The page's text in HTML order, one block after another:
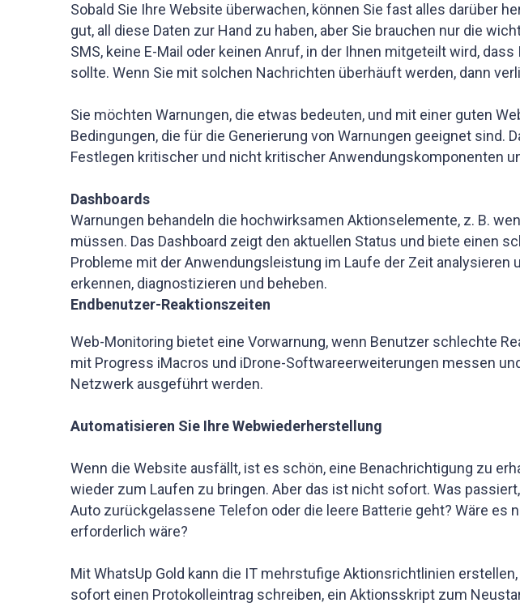
Sobald Sie Ihre Website überwachen, können Sie fast alles darüber
gut, all diese Daten zur Hand zu haben, aber Sie brauchen nur die
SMS, keine E-Mail oder keinen Anruf, in der Ihnen mitgeteilt wird,
sollte. Wenn Sie mit solchen Nachrichten überhäuft werden, dann
Sie möchten Warnungen, die etwas bedeuten, und mit einer guten
Bedingungen, die für die Generierung von Warnungen geeignet sind.
Festlegen kritischer und nicht kritischer Anwendungskomponenten
Dashboards
Warnungen behandeln die hochwirksamen Aktionselemente, z. B.
müssen. Das Dashboard zeigt den aktuellen Status und biete einen
Probleme mit der Anwendungsleistung im Laufe der Zeit
erkennen, diagnostizieren und beheben.
Endbenutzer-Reaktionszeiten
Web-Monitoring bietet eine Vorwarnung, wenn Benutzer schlechte
mit Progress iMacros und iDrone-Softwareerweiterungen messen
Netzwerk ausgeführt werden.
Automatisieren Sie Ihre Webwiederherstellung
Wenn die Website ausfällt, ist es schön, eine Benachrichtigung zu
wieder zum Laufen zu bringen. Aber das ist nicht sofort. Was
Auto zurückgelassene Telefon oder die leere Batterie geht? Wäre
erforderlich wäre?
Mit WhatsUp Gold kann die IT mehrstufige Aktionsrichtlinien
sofort einen Protokolleintrag schreiben, ein Aktionsskript zum